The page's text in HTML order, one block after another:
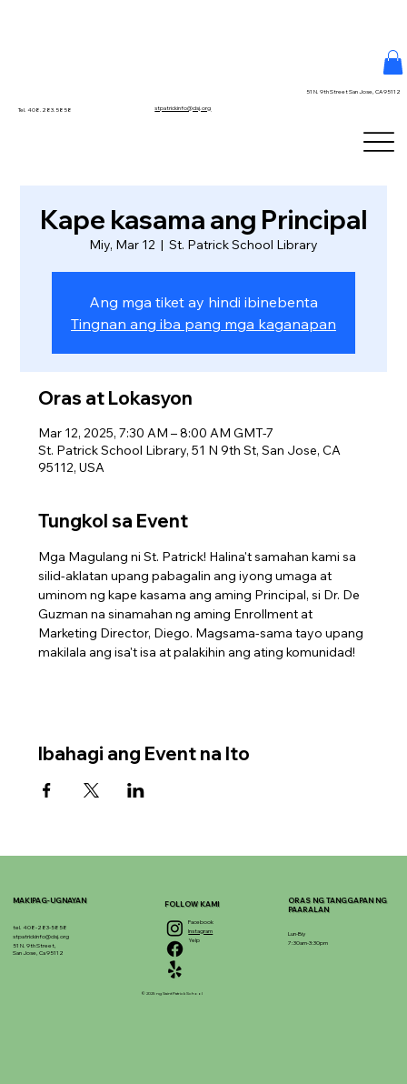
Tel. 408.283.5858 stpatrickinfo@dsj.org
51 N. 9th Street San Jose, CA 95112
Kape kasama ang Principal
Miy, Mar 12
  |
St. Patrick School Library
Ang mga tiket ay hindi ibinebenta
Tingnan ang iba pang mga kaganapan
Oras at Lokasyon
Mar 12, 2025, 7:30 AM – 8:00 AM GMT-7
St. Patrick School Library, 51 N 9th St, San Jose, CA
95112, USA
Tungkol sa Event
Mga Magulang ni St. Patrick! Halina't samahan kami sa
silid-aklatan upang pabagalin ang iyong umaga at
uminom ng kape kasama ang aming Principal, si Dr. De
Guzman na sinamahan ng aming Enrollment at
Marketing Director, Diego. Magsama-sama tayo upang
makilala ang isa't isa at palakihin ang ating komunidad!
Ibahagi ang Event na Ito
MAKIPAG-UGNAYAN
tel. 408-283-5858
stpatrickinfo@dsj.org
51 N. 9th Street,
San Jose, Ca 95112
Facebook
Instagram
Yelp
FOLLOW KAMI
© 2025 ng Saint Patrick School
ORAS NG TANGGAPAN NG
PAARALAN
Lun-Biy
7:30am-3:30pm